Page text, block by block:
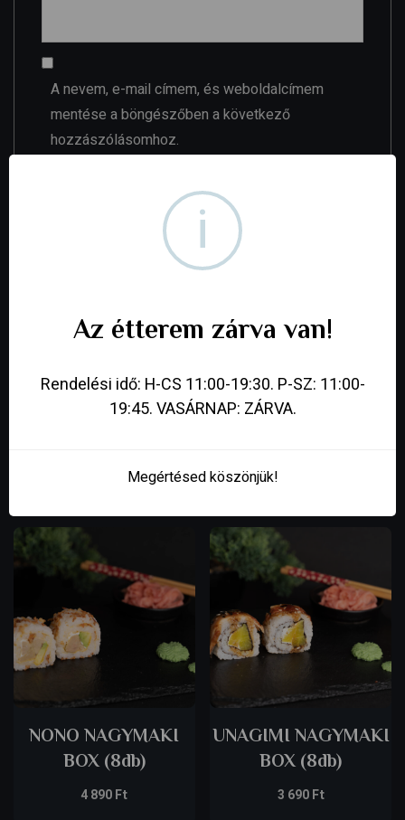
A nevem, e-mail címem, és weboldalcímem
mentése a böngészőben a következő
hozzászólásomhoz.
NONO NAGYMAKI
BOX (8db)
4 890Ft
UNAGIMI NAGYMAKI
BOX (8db)
3 690Ft
i
Az étterem zárva van!
Rendelési idő: H-CS 11:00-19:30. P-SZ: 11:00-
19:45. VASÁRNAP: ZÁRVA.
Megértésed köszönjük!